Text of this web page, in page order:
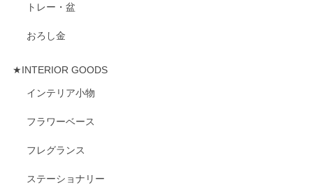
トレー・盆
おろし金
★INTERIOR GOODS
インテリア小物
フラワーベース
フレグランス
ステーショナリー